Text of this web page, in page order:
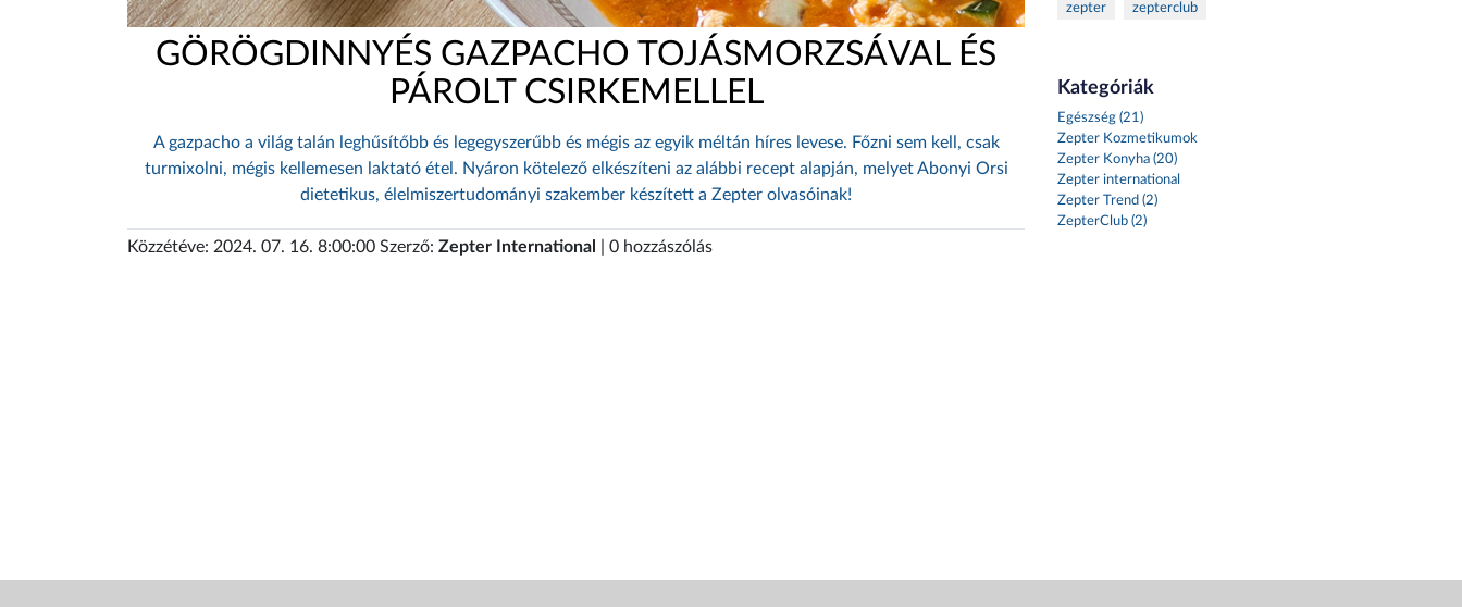
GÖRÖGDINNYÉS GAZPACHO TOJÁSMORZSÁVAL ÉS
PÁROLT CSIRKEMELLEL
A gazpacho a világ talán leghűsítőbb és legegyszerűbb és mégis az egyik méltán híres levese. Főzni sem kell, csak
turmixolni, mégis kellemesen laktató étel. Nyáron kötelező elkészíteni az alábbi recept alapján, melyet Abonyi Orsi
dietetikus, élelmiszertudományi szakember készített a Zepter olvasóinak!
Közzétéve: 2024. 07. 16. 8:00:00 Szerző: Zepter International | 0 hozzászólás
zepter zepterclub
Kategóriák
Egészség (21)
Zepter Kozmetikumok
Zepter Konyha (20)
Zepter international
Zepter Trend (2)
ZepterClub (2)